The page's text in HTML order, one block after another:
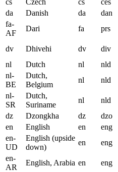
da
Danish da dan
fa-
AF
Dari fa prs
dv Dhivehi dv div
nl
Dutch nl nld
nl-
BE
Dutch,
Belgium
nl nld
nl-
SR
Dutch,
Suriname
nl nld
dz
Dzongkha dz dzo
en
English en eng
en-
UD
English (upside
down)
en eng
en-
AR
English, Arabia en eng